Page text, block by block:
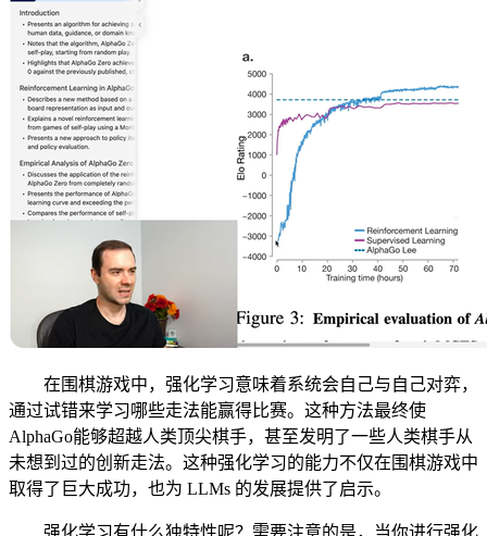
在围棋游戏中，强化学习意味着系统会自己与自己对弈，
通过试错来学习哪些走法能赢得比赛。这种方法最终使
AlphaGo能够超越人类顶尖棋手，甚至发明了一些人类棋手从
未想到过的创新走法。这种强化学习的能力不仅在围棋游戏中
取得了巨大成功，也为 LLMs 的发展提供了启示。
强化学习有什么独特性呢？需要注意的是，当你进行强化